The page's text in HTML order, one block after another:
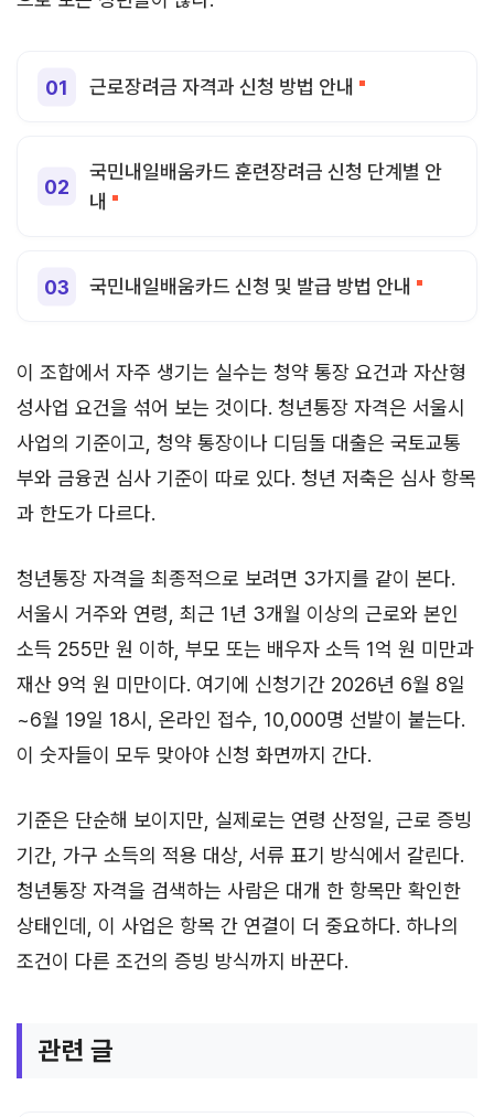
근로장려금 자격과 신청 방법 안내
국민내일배움카드 훈련장려금 신청 단계별 안
내
국민내일배움카드 신청 및 발급 방법 안내
이 조합에서 자주 생기는 실수는 청약 통장 요건과 자산형
성사업 요건을 섞어 보는 것이다. 청년통장 자격은 서울시
사업의 기준이고, 청약 통장이나 디딤돌 대출은 국토교통
부와 금융권 심사 기준이 따로 있다. 청년 저축은 심사 항목
과 한도가 다르다.
청년통장 자격을 최종적으로 보려면 3가지를 같이 본다.
서울시 거주와 연령, 최근 1년 3개월 이상의 근로와 본인
소득 255만 원 이하, 부모 또는 배우자 소득 1억 원 미만과
재산 9억 원 미만이다. 여기에 신청기간 2026년 6월 8일
~6월 19일 18시, 온라인 접수, 10,000명 선발이 붙는다.
이 숫자들이 모두 맞아야 신청 화면까지 간다.
기준은 단순해 보이지만, 실제로는 연령 산정일, 근로 증빙
기간, 가구 소득의 적용 대상, 서류 표기 방식에서 갈린다.
청년통장 자격을 검색하는 사람은 대개 한 항목만 확인한
상태인데, 이 사업은 항목 간 연결이 더 중요하다. 하나의
조건이 다른 조건의 증빙 방식까지 바꾼다.
관련 글